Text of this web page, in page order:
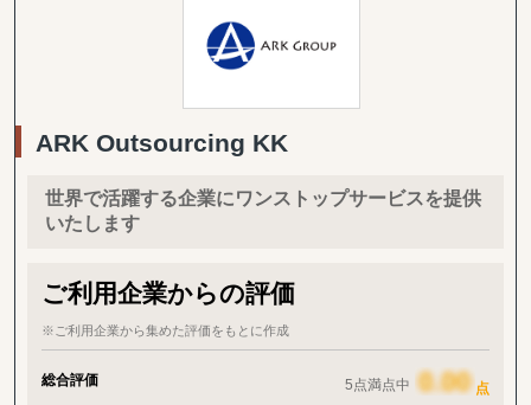
ARK Outsourcing KK
世界で活躍する企業にワンストップサービスを提供
いたします
ご利用企業からの評価
※ご利用企業から集めた評価をもとに作成
総合評価 5点満点中
点